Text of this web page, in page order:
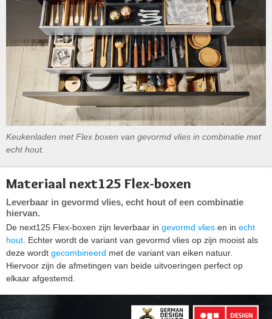
Keukenladen met Flex boxen van gevormd vlies in combinatie met
echt hout.
Materiaal next125 Flex-boxen
Leverbaar in gevormd vlies, echt hout of een combinatie
hiervan.
De next125 Flex-boxen zijn leverbaar in gevormd vlies en in echt
hout . Echter wordt de variant van gevormd vlies op zijn mooist als
deze wordt gecombineerd met de variant van eiken natuur.
Hiervoor zijn de afmetingen van beide uitvoeringen perfect op
elkaar afgestemd.